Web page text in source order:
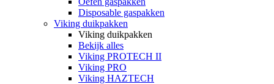
Disposable gaspakken
Viking duikpakken
Viking duikpakken
Bekijk alles
Viking PROTECH II
Viking PRO
Viking HAZTECH